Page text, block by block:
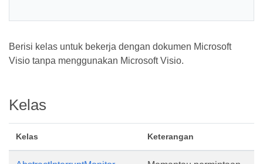
Berisi kelas untuk bekerja dengan dokumen Microsoft
Visio tanpa menggunakan Microsoft Visio.
Kelas
Kelas Keterangan